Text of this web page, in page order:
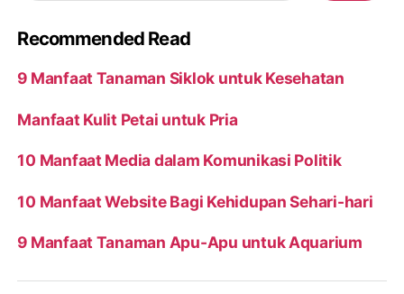
Recommended Read
9 Manfaat Tanaman Siklok untuk Kesehatan
Manfaat Kulit Petai untuk Pria
10 Manfaat Media dalam Komunikasi Politik
10 Manfaat Website Bagi Kehidupan Sehari-hari
9 Manfaat Tanaman Apu-Apu untuk Aquarium